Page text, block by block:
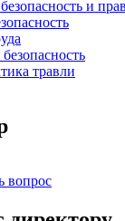
и
травли
вопрос